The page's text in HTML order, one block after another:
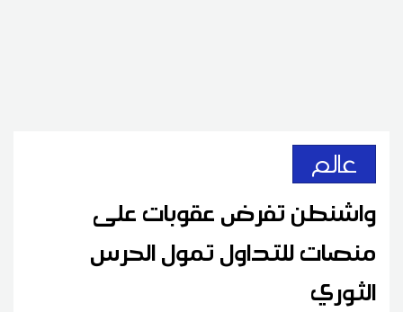
عالم
واشنطن تفرض عقوبات على
منصات للتداول تمول الحرس
الثوري